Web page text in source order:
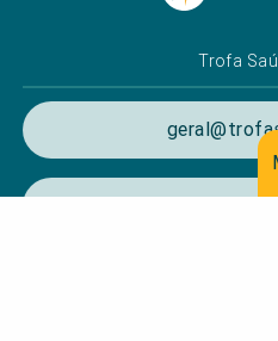
Trofa
+351 252